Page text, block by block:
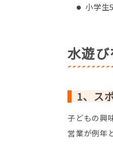
小学生
水遊
1、ス
子どもの興
営業が例年